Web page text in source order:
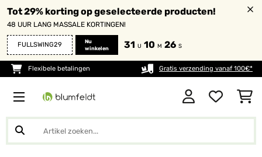
Tot 29% korting op geselecteerde producten!
48 UUR LANG MASSALE KORTINGEN!
FULLSWING29
Nu
winkelen
31 U 10 M 26 S
Flexibele betalingen Gratis verzending vanaf 100€*